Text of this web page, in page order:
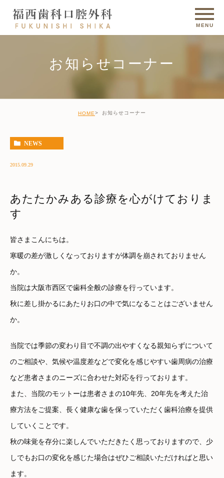
お知らせコーナー
HOME お知らせコーナー
NEWS
2015.09.29
あたたかみある診療を心がけておりま
す
皆さまこんにちは。
寒暖の差が激しくなっておりますが体調を崩されておりません
か。
当院は大阪市西区で歯科全般の診療を行っています。
秋に差し掛かるにあたりお口の中で気になることはございません
か。
当院では季節の変わり目で不調の出やすくなる親知らずについて
のご相談や、気候や温度差などで変化を感じやすい歯周病の治療
など患者さまのニーズに合わせた対応を行っております。
また、当院のモットーは患者さまの10年先、20年先を考えた治
療方法をご提案、長く健康な歯を保っていただく歯科治療を提供
していくことです。
秋の味覚を存分に楽しんでいただきたく思っておりますので、少
しでもお口の変化を感じた場合はぜひご相談いただければと思い
ます。